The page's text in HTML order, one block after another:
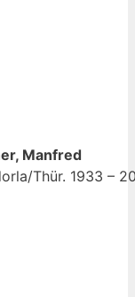
Manfred
Thür. 1933 –